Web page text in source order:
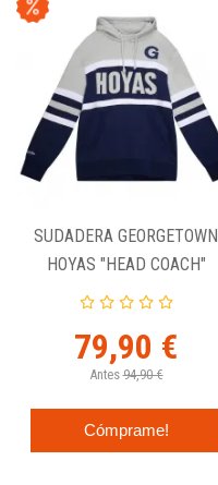
SUDADERA GEORGETOWN
HOYAS "HEAD COACH"
MITCHELL AND NESS
79,90 €
Antes 94,90 €
Cómprame!